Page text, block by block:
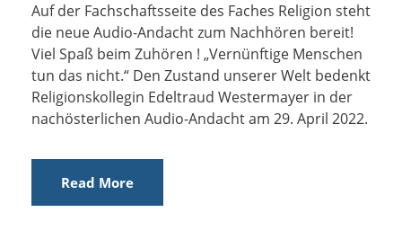
Auf der Fachschaftsseite des Faches Religion steht
die neue Audio-Andacht zum Nachhören bereit!
Viel Spaß beim Zuhören ! „Vernünftige Menschen
tun das nicht.“ Den Zustand unserer Welt bedenkt
Religionskollegin Edeltraud Westermayer in der
nachösterlichen Audio-Andacht am 29. April 2022.
Read More